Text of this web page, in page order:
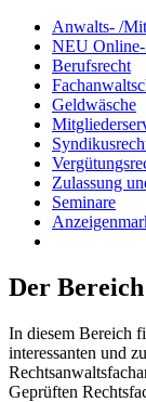
Anwalts- /
NEU Online-
Berufsrecht
Geldwäsche
Zulassung
Seminare
Der
In diesem Bereich
interessanten und
Geprüften